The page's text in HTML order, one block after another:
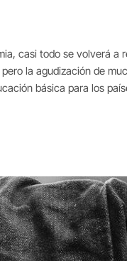
casi todo se volverá
la agudización de
básica para los